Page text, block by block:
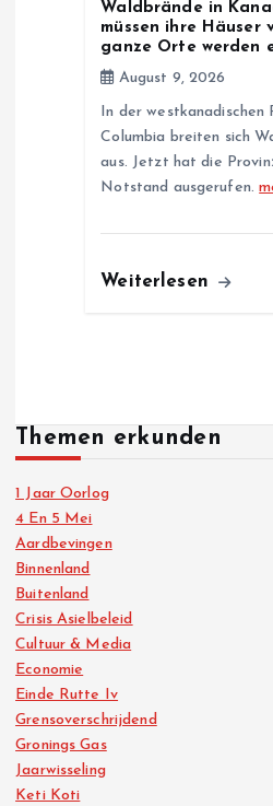
Waldbrände in
müssen ihre Häuser
ganze Orte werden
August 9, 2026
In der westkanadischen
Columbia breiten sich
aus. Jetzt hat die
Notstand ausgerufen.
Weiterlesen
Themen erkunden
1 Jaar Oorlog
4 En 5 Mei
Aardbevingen
Binnenland
Buitenland
Crisis Asielbeleid
Cultuur & Media
Economie
Einde Rutte Iv
Grensoverschrijdend
Gronings Gas
Jaarwisseling
Keti Koti